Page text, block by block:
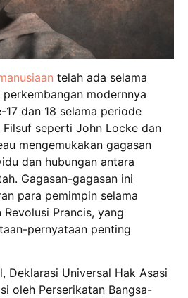
telah ada selama
modernnya
dan 18 selama periode
Filsuf seperti John Locke dan
mengemukakan gagasan
dan hubungan antara
Gagasan-gagasan ini
para pemimpin selama
Prancis, yang
pernyataan penting
Deklarasi Universal Hak Asasi
oleh Perserikatan Bangsa-